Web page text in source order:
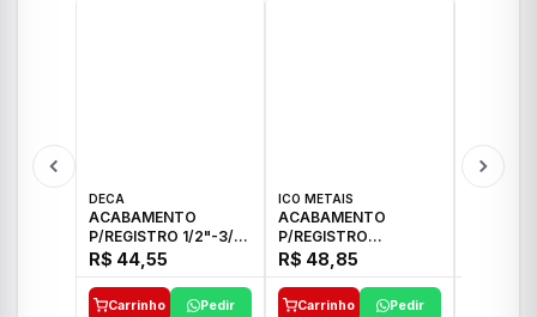
DECA
ACABAMENTO
P/REGISTRO 1/2"-3/4"
E 1"C21.PQ DECA
R$ 44,55
Carrinho Pedir
ICO METAIS
ACABAMENTO
P/REGISTRO
1/2"-3/4"-1" ACB M
CS 33 ICO
R$ 48,85
Carrinho Pedir